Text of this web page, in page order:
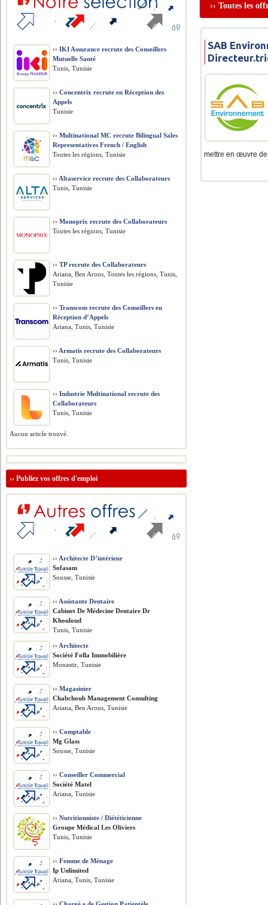
›› Toutes les
SAB
mettre en œuvre
›› IKI Assurance recrute des Conseillers
Mutuelle Santé
Tunis, Tunisie
›› Concentrix recrute en Réception des
Appels
Tunisie
›› Multinational MC recrute Bilingual Sales
Representatives French / English
Toutes les régions, Tunisie
›› Altaservice recrute des Collaborateurs
Tunis, Tunisie
›› Monoprix recrute des Collaborateurs
Toutes les régions, Tunisie
›› TP recrute des Collaborateurs
Ariana, Ben Arous, Toutes les régions, Tunis,
Tunisie
›› Transcom recrute des Conseillers en
Réception d’Appels
Ariana, Tunis, Tunisie
›› Armatis recrute des Collaborateurs
Tunis, Tunisie
›› Industrie Multinational recrute des
Collaborateurs
Tunis, Tunisie
Aucun article trouvé.
››Publiez vos offres d'emploi
›› Architecte D’intérieur
Sofasam
Sousse, Tunisie
›› Assistante Dentaire
Cabinet De Médecine Dentaire Dr
Khouloud
Tunis, Tunisie
›› Architecte
Société Folla Immobilière
Monastir, Tunisie
›› Magasinier
Chabchoub Management Consulting
Ariana, Ben Arous, Tunisie
›› Comptable
Mg Glass
Sousse, Tunisie
›› Conseiller Commercial
Société Matel
Ariana, Tunisie
›› Nutritionniste / Diététicienne
Groupe Médical Les Oliviers
Tunis, Tunisie
›› Femme de Ménage
Ip Unlimited
Ariana, Tunis, Tunisie